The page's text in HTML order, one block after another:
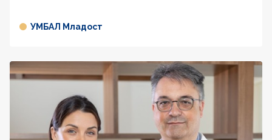
УМБАЛ Младост